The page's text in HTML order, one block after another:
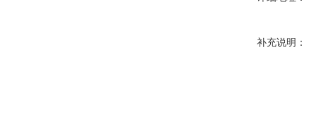
补充说明：